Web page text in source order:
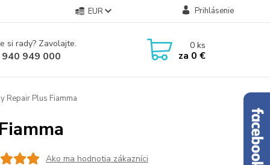
EUR Prihlásenie
si rady? Zavolajte.
949 000
0ks
za 0 €
Repair Plus Fiamma
Ako ma hodnotia zákazníci